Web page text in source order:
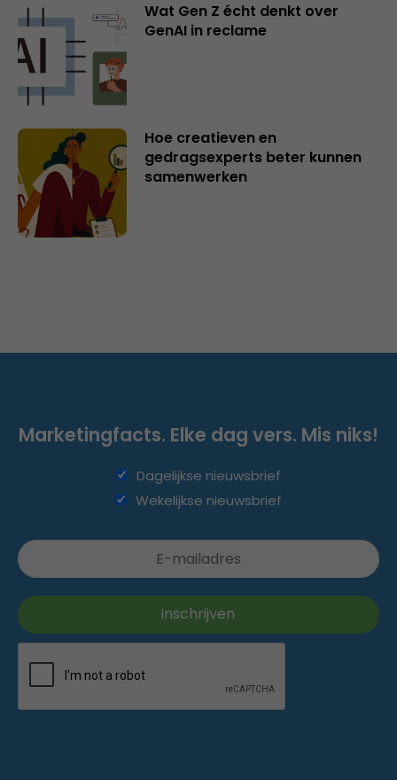
Wat Gen Z écht denkt over
GenAI in reclame
Hoe creatieven en
gedragsexperts beter kunnen
samenwerken
Marketingfacts. Elke dag vers. Mis niks!
Dagelijkse nieuwsbrief
Wekelijkse nieuwsbrief